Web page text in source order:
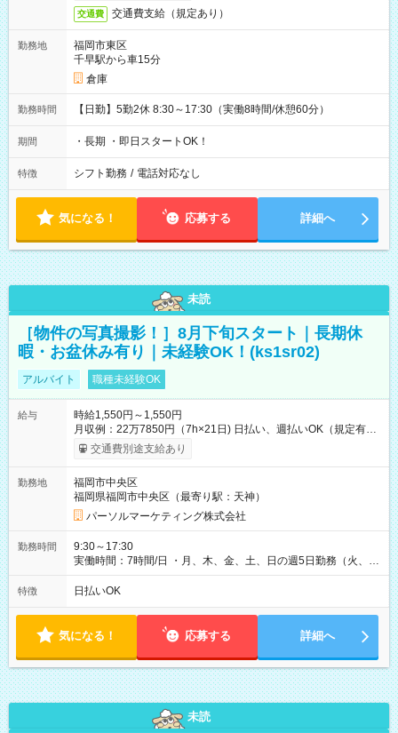
交通費 交通費支給（規定あり）
勤務地
福岡市東区
千早駅から車15分
倉庫
勤務時間 【日勤】5勤2休 8:30～17:30（実働8時間/休憩60分）
期間 ・長期 ・即日スタートOK！
特徴 シフト勤務 / 電話対応なし
気になる！ 応募する 詳細へ
未読
［物件の写真撮影！］8月下旬スタート｜長期休
暇・お盆休み有り｜未経験OK！(ks1sr02)
アルバイト 職種未経験OK
給与
時給1,550円～1,550円
月収例：22万7850円（7h×21日) 日払い、週払いOK（規定有
り） 【試用期間】試用期間なし
交通費別途支給あり
勤務地
福岡市中央区
福岡県福岡市中央区（最寄り駅：天神）
パーソルマーケティング株式会社
勤務時間
9:30～17:30
実働時間：7時間/日 ・月、木、金、土、日の週5日勤務（火、水
は固定休です／GW、お盆、年末年始等、長期休暇有り！） ・
ワンシフト！ ・残業ほぼナシ（0～5h/月）
特徴 日払いOK
気になる！ 応募する 詳細へ
未読